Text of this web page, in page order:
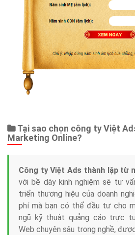
Tại sao chọn công ty Việt
Marketing Online?
Công ty Việt Ads thành lập từ
với bề dày kinh nghiệm sẽ tư
triển thương hiệu của doanh
phí mà bạn có thể đầu tư cho
ngũ kỹ thuật quảng cáo trực
Web chuyên sâu trong nghề,